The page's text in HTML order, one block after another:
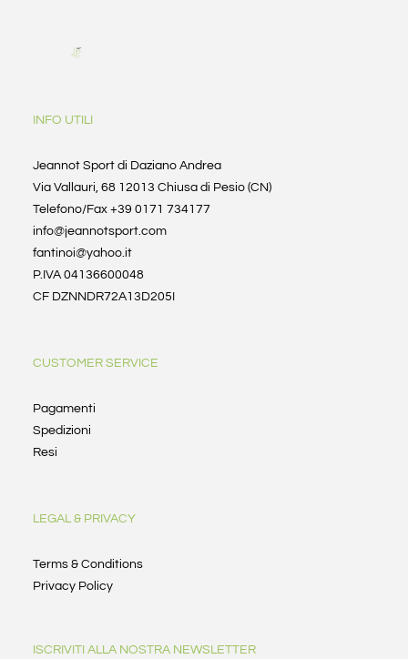
INFO UTILI
Jeannot Sport di Daziano Andrea
Via Vallauri, 68 12013 Chiusa di Pesio (CN)
Telefono/Fax +39 0171 734177
info@jeannotsport.com
fantinoi@yahoo.it
P.IVA 04136600048
CF DZNNDR72A13D205I
CUSTOMER SERVICE
Pagamenti
Spedizioni
Resi
LEGAL & PRIVACY
Terms & Conditions
Privacy Policy
ISCRIVITI ALLA NOSTRA NEWSLETTER